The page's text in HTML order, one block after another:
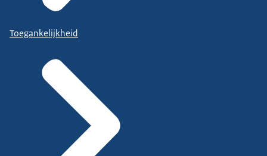
Toegankelijkheid